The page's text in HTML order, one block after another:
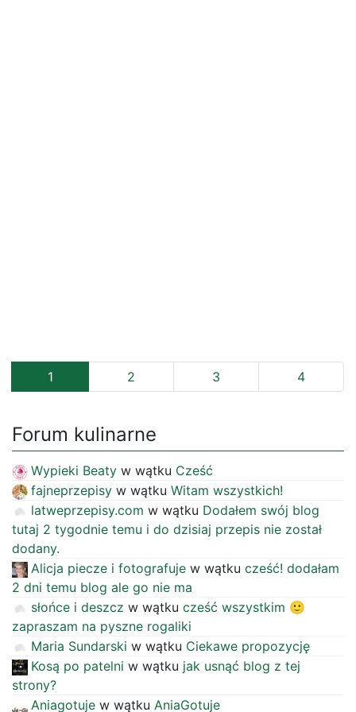
1 2 3 4
Forum kulinarne
Wypieki Beaty w wątku Cześć
fajneprzepisy w wątku Witam wszystkich!
latweprzepisy.com w wątku Dodałem swój blog
tutaj 2 tygodnie temu i do dzisiaj przepis nie został
dodany.
Alicja piecze i fotografuje w wątku cześć! dodałam
2 dni temu blog ale go nie ma
słońce i deszcz w wątku cześć wszystkim 🙂
zapraszam na pyszne rogaliki
Maria Sundarski w wątku Ciekawe propozycję
Kosą po patelni w wątku jak usnąć blog z tej
strony?
Aniagotuje w wątku AniaGotuje